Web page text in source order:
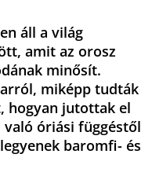
áll a világ
amit az orosz
minősít.
miképp tudták
hogyan jutottak el
óriási függéstől
baromfi- és